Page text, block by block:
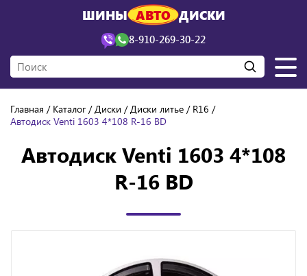
ШИНЫ АВТО ДИСКИ
8-910-269-30-22
Главная Каталог Диски Диски литье
R16
Автодиск Venti 1603 4*108 R-16 BD
Автодиск Venti 1603 4*108
R-16 BD